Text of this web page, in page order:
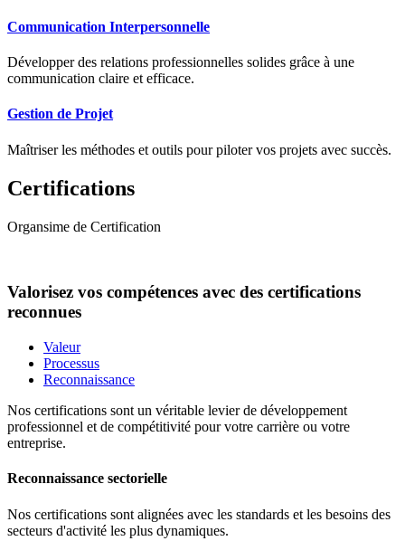
Communication Interpersonnelle
Développer des relations professionnelles solides grâce à une
communication claire et efficace.
Gestion de Projet
Maîtriser les méthodes et outils pour piloter vos projets avec succès.
Certifications
Organsime de Certification
Valorisez vos compétences avec des certifications
reconnues
Valeur
Processus
Reconnaissance
Nos certifications sont un véritable levier de développement
professionnel et de compétitivité pour votre carrière ou votre
entreprise.
Reconnaissance sectorielle
Nos certifications sont alignées avec les standards et les besoins des
secteurs d'activité les plus dynamiques.